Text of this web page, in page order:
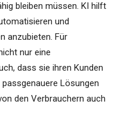
bleiben müssen. KI hilft
und
anzubieten. Für
nur eine
dass sie ihren Kunden
Lösungen
den Verbrauchern auch